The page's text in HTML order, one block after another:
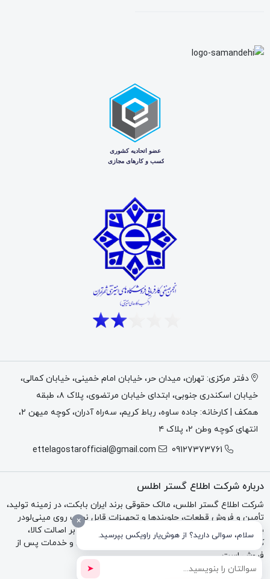
دفتر مرکزی: تهران، میدان حر، خیابان امام خمینی، خیابان کمالی،
خیابان اسکندری جنوبی، ابتدای خیابان مرتضوی، پلاک ۸، طبقه
همکف | کارخانه: جاده ساوه، رباط کریم، سه‌راه آدران، کوچه میهن ۲،
انتهای کوچه وطن ۲، پلاک ۴
09127373761
ettelagostarofficial@gmail.com
درباره شرکت اطلاع گستر اطلس
شرکت اطلاع گستر اطلس، مالک حقوقی برند ایران بابکت، در زمینه تولید،
تأمین و فروش قطعات، جلوبندها و تجهیزات قابل نصب روی مینی‌لودر
بابکت، تراکتور و بکهو فعالیت می‌کند. تمرکز مجموعه بر اصالت کالا،
کیفیت فنی، مشاوره تخصصی، فاکتور رسمی، گارانتی و خدمات پس از
فروش است.
×
سلام، سوالی دارید؟ از هوش‌یار راویکس بپرسید.
➤